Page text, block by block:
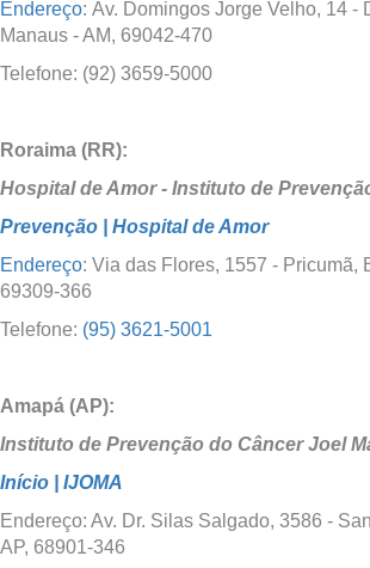
Endereço: Av. Domingos Jorge Velho, 14 -
Manaus - AM, 69042-470
Telefone: (92) 3659-5000
Roraima (RR):
Hospital de Amor - Instituto de
Prevenção | Hospital de Amor
Endereço: Via das Flores, 1557 - Pricumã,
69309-366
Telefone: (95) 3621-5001
Amapá (AP):
Instituto de Prevenção do Câncer Joel
Início | IJOMA
Endereço: Av. Dr. Silas Salgado, 3586 -
AP, 68901-346